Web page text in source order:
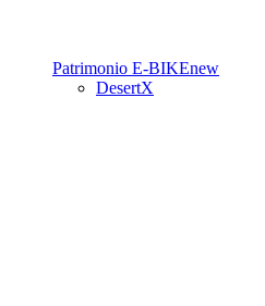
Patrimonio E-BIKEnew
DesertX